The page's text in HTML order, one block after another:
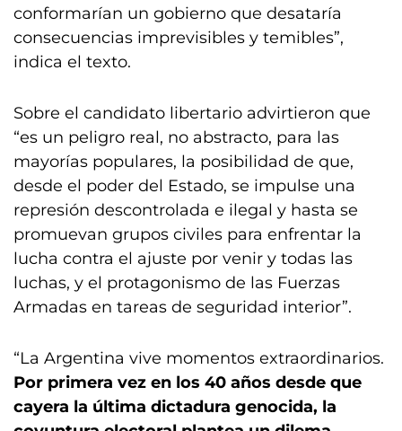
conformarían un gobierno que desataría
consecuencias imprevisibles y temibles”,
indica el texto.
Sobre el candidato libertario advirtieron que
“es un peligro real, no abstracto, para las
mayorías populares, la posibilidad de que,
desde el poder del Estado, se impulse una
represión descontrolada e ilegal y hasta se
promuevan grupos civiles para enfrentar la
lucha contra el ajuste por venir y todas las
luchas, y el protagonismo de las Fuerzas
Armadas en tareas de seguridad interior”.
“La Argentina vive momentos extraordinarios.
Por primera vez en los 40 años desde que
cayera la última dictadura genocida, la